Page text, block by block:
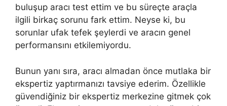
buluşup aracı test ettim ve bu süreçte araçla
ilgili birkaç sorunu fark ettim. Neyse ki, bu
sorunlar ufak tefek şeylerdi ve aracın genel
performansını etkilemiyordu.
Bunun yanı sıra, aracı almadan önce mutlaka bir
ekspertiz yaptırmanızı tavsiye ederim. Özellikle
güvendiğiniz bir ekspertiz merkezine gitmek çok